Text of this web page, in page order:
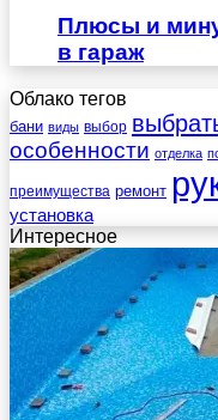
Плюсы и
в гараж
Облако тегов
бани виды выбор
особенности отделка
преимущества ремонт
установка
Интересное